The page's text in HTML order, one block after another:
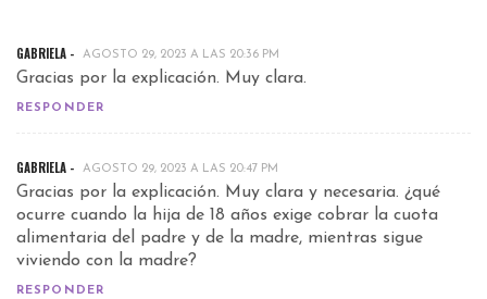
GABRIELA - AGOSTO 29, 2023 A LAS 20:36 PM
Gracias por la explicación. Muy clara.
RESPONDER
GABRIELA - AGOSTO 29, 2023 A LAS 20:47 PM
Gracias por la explicación. Muy clara y necesaria. ¿qué
ocurre cuando la hija de 18 años exige cobrar la cuota
alimentaria del padre y de la madre, mientras sigue
viviendo con la madre?
RESPONDER